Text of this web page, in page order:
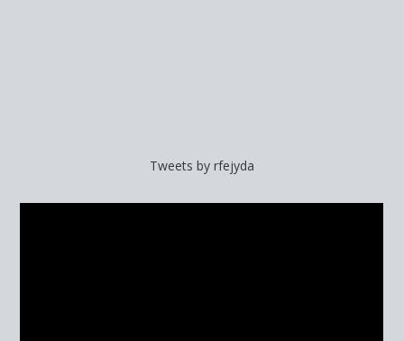
Tweets by rfejyda